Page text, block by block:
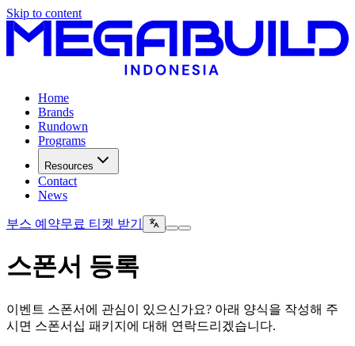
Skip to content
Home
Brands
Rundown
Programs
Resources
Contact
News
부스 예약무료 티켓 받기
스폰서 등록
이벤트 스폰서에 관심이 있으신가요? 아래 양식을 작성해 주
시면 스폰서십 패키지에 대해 연락드리겠습니다.